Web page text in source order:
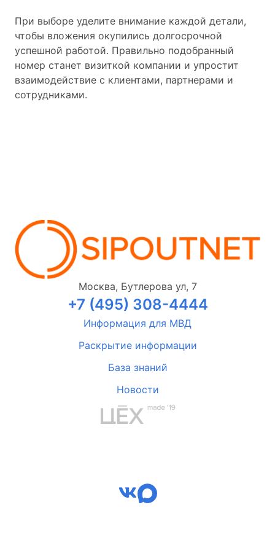
При выборе уделите внимание каждой детали,
чтобы вложения окупились долгосрочной
успешной работой. Правильно подобранный
номер станет визиткой компании и упростит
взаимодействие с клиентами, партнерами и
сотрудниками.
Москва, Бутлерова ул, 7
+7 (495) 308-4444
Информация для МВД
Раскрытие информации
База знаний
Новости